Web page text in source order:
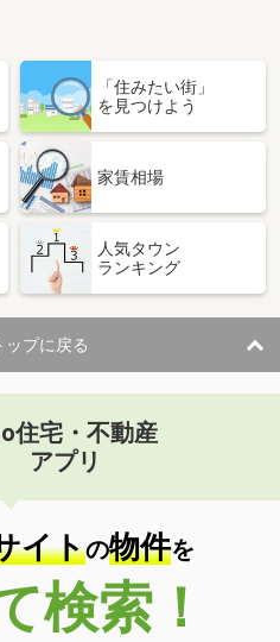
「住みたい街」
を見つけよう
家賃相場
人気タウン
ランキング
ップに戻る
住宅・不動産
アプリ
イトの物件を
検索！